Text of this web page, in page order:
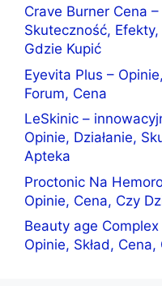
Crave Burner Cena –
Skuteczność, Efekty,
Gdzie Kupić
Eyevita Plus –
Forum, Cena
LeSkinic –
Opinie, Działanie,
Apteka
Proctonic Na
Opinie, Cena, Czy
Beauty age
Opinie, Skład,